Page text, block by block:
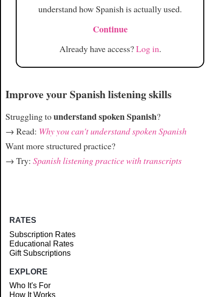
understand how Spanish is actually used.
Continue
Already have access?Log in.
Improve your Spanish listening skills
Struggling tounderstand spoken Spanish?
→ Read: Why you can't understand spoken Spanish
Want more structured practice?
→ Try: Spanish listening practice with transcripts
RATES
Subscription Rates
Educational Rates
Gift Subscriptions
EXPLORE
Who It's For
How It Works